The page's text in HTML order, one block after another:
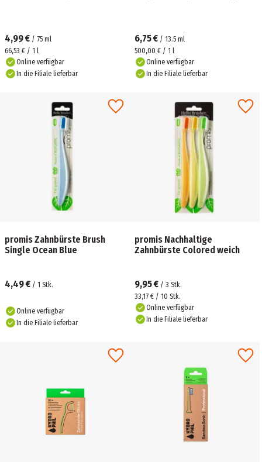
4,99 € / 75 ml
66,53 € / 1 l
Online verfügbar
In die Filiale lieferbar
6,75 € / 13.5 ml
500,00 € / 1 l
Online verfügbar
In die Filiale lieferbar
promis Zahnbürste Brush
Single Ocean Blue
4,49 € / 1 Stk.
Online verfügbar
In die Filiale lieferbar
promis Nachhaltige
Zahnbürste Colored weich
9,95 € / 3 Stk.
33,17 € / 10 Stk.
Online verfügbar
In die Filiale lieferbar